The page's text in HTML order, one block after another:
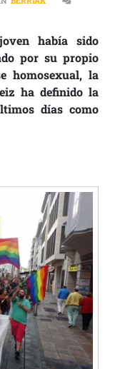
COORDINADORA DEL 28J
había sido
por su propio
homosexual, la
ha definido la
días como